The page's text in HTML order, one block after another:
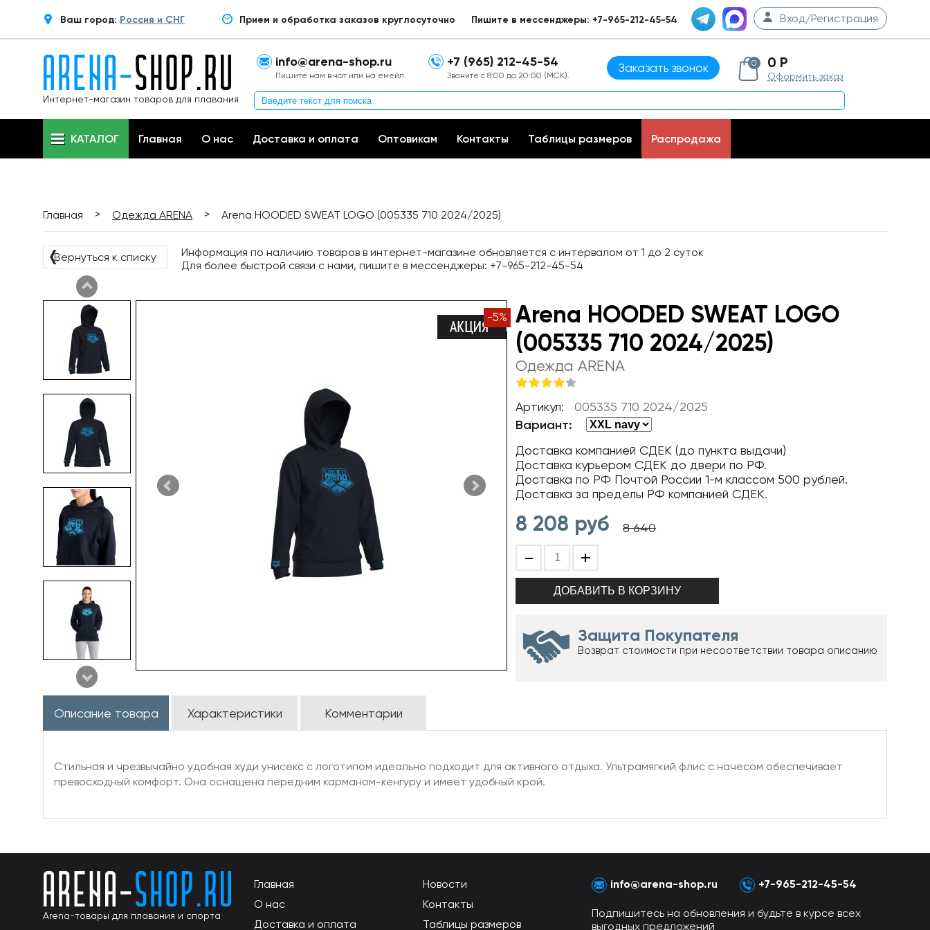
Ваш город: Россия и СНГ Прием и обработка заказов круглосуточно Пишите в мессенджеры: +7-965-212-45-54 Вход/Регистрация
Интернет-магазин товаров для плавания
info@arena-shop.ru
Пишите нам в чат или на емейл.
+7 (965) 212-45-54
Звоните с 8:00 до 20:00 (МСК).
Заказать звонок 0 0 Р
Оформить заказ
КАТАЛОГ Главная О нас Доставка и оплата Оптовикам Контакты Таблицы размеров Распродажа
Главная > Одежда ARENA > Arena HOODED SWEAT LOGO (005335 710 2024/2025)
❬Вернуться к списку
Информация по наличию товаров в интернет-магазине обновляется с интервалом от 1 до 2 суток
Для более быстрой связи с нами, пишите в мессенджеры: +7-965-212-45-54
-5%
Arena HOODED SWEAT LOGO
(005335 710 2024/2025)
Одежда ARENA
Артикул: 005335 710 2024/2025
Вариант:
Доставка компанией СДЕК (до пункта выдачи)
Доставка курьером СДЕК до двери по РФ.
Доставка по РФ Почтой России 1-м классом 500 рублей.
Доставка за пределы РФ компанией СДЕК.
8 208 руб 8 640
- +
Защита Покупателя
Возврат стоимости при несоответствии товара описанию
Описание товара Характеристики Комментарии
Стильная и чрезвычайно удобная худи унисекс с логотипом идеально подходит для активного отдыха. Ультрамягкий флис с начесом обеспечивает
превосходный комфорт. Она оснащена передним карманом-кенгуру и имеет удобный крой.
Arena-товары для плавания и спорта
Главная
О нас
Доставка и оплата
Новости
Контакты
Таблицы размеров
info@arena-shop.ru +7-965-212-45-54
Подпишитесь на обновления и будьте в курсе всех
выгодных предложений